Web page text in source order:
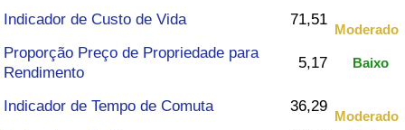
Indicador de Custo de Vida 71,51
Moderado
Proporção Preço de Propriedade para
Rendimento
5,17 Baixo
Indicador de Tempo de Comuta 36,29
Moderado
Saúde
Indicador de Saúde (Atual)
Indicador de Saúde